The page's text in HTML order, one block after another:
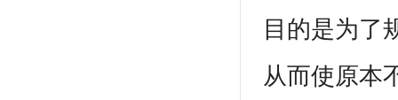
目的是为了
从而使原本